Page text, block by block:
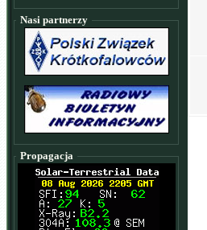
Nasi partnerzy
Propagacja